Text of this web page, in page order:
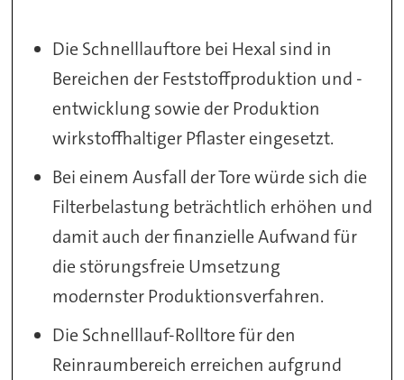
Die Schnelllauftore bei Hexal sind in
Bereichen der Feststoffproduktion und -
entwicklung sowie der Produktion
wirkstoffhaltiger Pflaster eingesetzt.
Bei einem Ausfall der Tore würde sich die
Filterbelastung beträchtlich erhöhen und
damit auch der finanzielle Aufwand für
die störungsfreie Umsetzung
modernster Produktionsverfahren.
Die Schnelllauf-Rolltore für den
Reinraumbereich erreichen aufgrund